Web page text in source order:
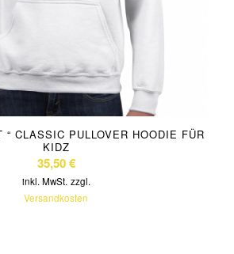
“ CLASSIC PULLOVER HOODIE FÜR
KIDZ
35,50€
inkl. MwSt. zzgl.
Versandkosten